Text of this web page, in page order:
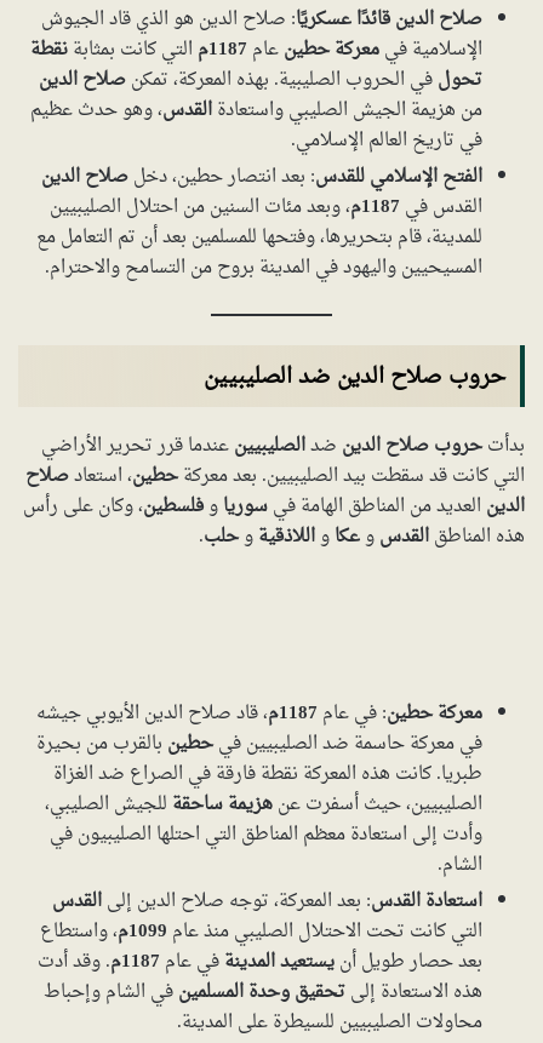
صلاح الدين قائدًا عسكريًا: صلاح الدين هو الذي قاد الجيوش
الإسلامية فيمعركة حطينعام 1187م التي كانت بمثابةنقطة
تحولفي الحروب الصليبية. بهذه المعركة، تمكنصلاح الدين
من هزيمة الجيش الصليبي واستعادةالقدس، وهو حدث عظيم
في تاريخ العالم الإسلامي.
الفتح الإسلامي للقدس: بعد انتصار حطين، دخلصلاح الدين
القدس في 1187م ، وبعد مئات السنين من احتلال الصليبيين
للمدينة، قام بتحريرها، وفتحها للمسلمين بعد أن تم التعامل مع
المسيحيين واليهود في المدينة بروح من التسامح والاحترام.
حروب صلاح الدين ضد الصليبيين
بدأتحروب صلاح الدين ضدالصليبيينعندما قرر تحرير الأراضي
التي كانت قد سقطت بيد الصليبيين. بعد معركةحطين، استعادصلاح
الدين العديد من المناطق الهامة فيسورياوفلسطين، وكان على رأس
هذه المناطقالقدسوعكاواللاذقيةوحلب.
معركة حطين: في عام 1187م ، قاد صلاح الدين الأيوبي جيشه
في معركة حاسمة ضد الصليبيين فيحطين بالقرب من بحيرة
طبريا. كانت هذه المعركة نقطة فارقة في الصراع ضد الغزاة
الصليبيين، حيث أسفرت عنهزيمة ساحقة للجيش الصليبي،
وأدت إلى استعادة معظم المناطق التي احتلها الصليبيون في
الشام.
استعادة القدس: بعد المعركة، توجه صلاح الدين إلىالقدس
التي كانت تحت الاحتلال الصليبي منذ عام 1099م ، واستطاع
بعد حصار طويل أنيستعيد المدينةفي عام 1187م . وقد أدت
هذه الاستعادة إلىتحقيق وحدة المسلمينفي الشام وإحباط
محاولات الصليبيين للسيطرة على المدينة.